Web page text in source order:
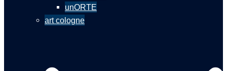
unORTE
art cologne